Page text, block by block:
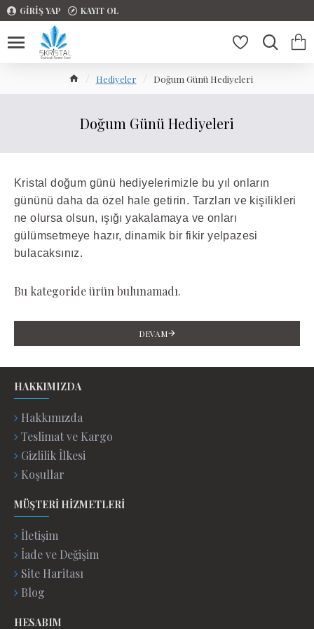
GIRIŞ YAP KAYIT OL
Hediyeler Doğum Günü Hediyeleri
Doğum Günü Hediyeleri
Kristal doğum günü hediyelerimizle bu yıl onların
gününü daha da özel hale getirin. Tarzları ve kişilikleri
ne olursa olsun, ışığı yakalamaya ve onları
gülümsetmeye hazır, dinamik bir fikir yelpazesi
bulacaksınız.
Bu kategoride ürün bulunamadı.
DEVAM
HAKKIMIZDA
Hakkımızda
Teslimat ve Kargo
Gizlilik İlkesi
Koşullar
MÜŞTERI HIZMETLERI
İletişim
İade ve Değişim
Site Haritası
Blog
HESABIM